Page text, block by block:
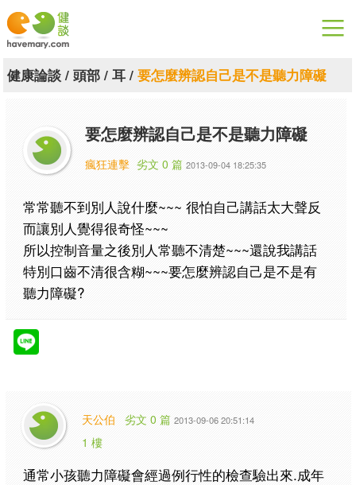
漫漫健康
關於健談
聯絡我們
下載專區
健康論談/ 頭部/ 耳/ 要怎麼辨認自己是不是聽力障礙
要怎麼辨認自己是不是聽力障礙
瘋狂連擊 劣文 0 篇 2013-09-04 18:25:35
常常聽不到別人說什麼~~~ 很怕自己講話太大聲反
而讓別人覺得很奇怪~~~
所以控制音量之後別人常聽不清楚~~~還說我講話
特別口齒不清很含糊~~~要怎麼辨認自己是不是有
聽力障礙?
天公伯 劣文 0 篇 2013-09-06 20:51:14
1 樓
通常小孩聽力障礙會經過例行性的檢查驗出來.成年